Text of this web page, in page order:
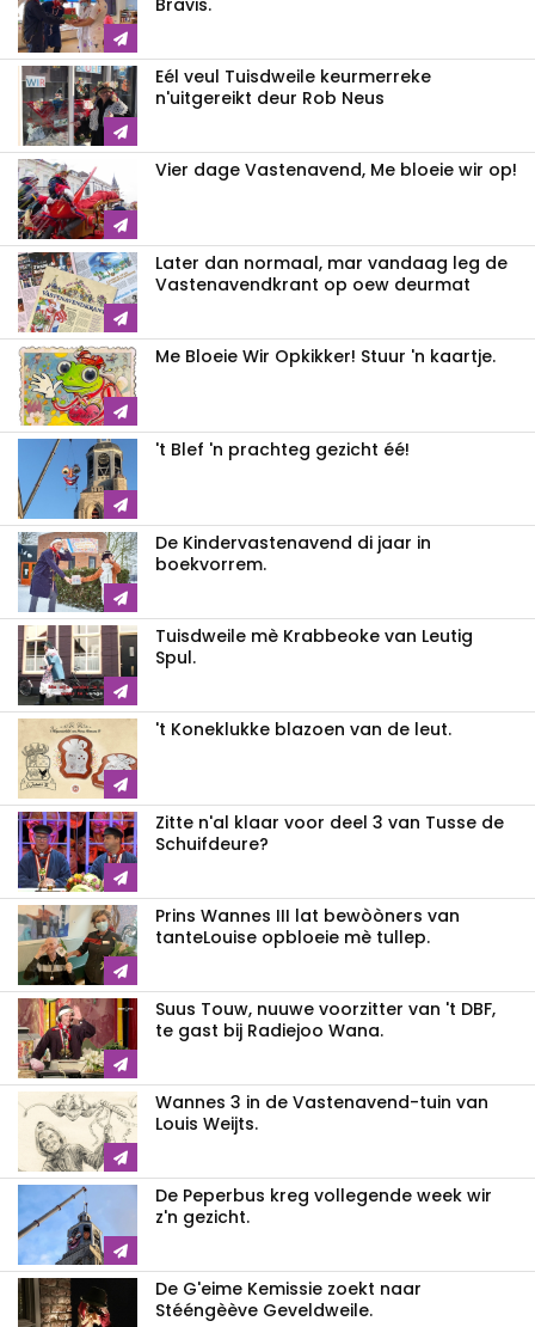
Bravis.
Eél veul Tuisdweile keurmerreke
n'uitgereikt deur Rob Neus
Vier dage Vastenavend, Me bloeie wir op!
Later dan normaal, mar vandaag leg de
Vastenavendkrant op oew deurmat
Me Bloeie Wir Opkikker! Stuur 'n kaartje.
't Blef 'n prachteg gezicht éé!
De Kindervastenavend di jaar in
boekvorrem.
Tuisdweile mè Krabbeoke van Leutig
Spul.
't Koneklukke blazoen van de leut.
Zitte n'al klaar voor deel 3 van Tusse de
Schuifdeure?
Prins Wannes III lat bewòòners van
tanteLouise opbloeie mè tullep.
Suus Touw, nuuwe voorzitter van 't DBF,
te gast bij Radiejoo Wana.
Wannes 3 in de Vastenavend-tuin van
Louis Weijts.
De Peperbus kreg vollegende week wir
z'n gezicht.
De G'eime Kemissie zoekt naar
Stééngèève Geveldweile.